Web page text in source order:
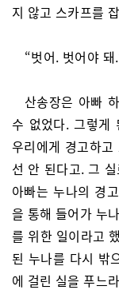
지 않고 스카프를
“벗어. 벗어야 돼
산송장은 아빠
수 없었다. 그렇게
우리에게 경고하
선 안 된다고. 그
아빠는 누나의 경
을 통해 들어가 누
를 위한 일이라고
된 누나를 다시 밖
에 걸린 실을 푸느